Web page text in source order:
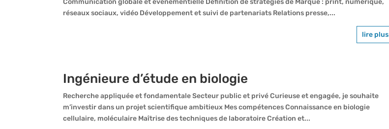
réseaux sociaux, vidéo Développement et suivi de partenariats Relations presse,...
lire plus
Ingénieure d’étude en biologie
Recherche appliquée et fondamentale Secteur public et privé Curieuse et engagée, je souhaite
m’investir dans un projet scientifique ambitieux Mes compétences Connaissance en biologie
cellulaire, moléculaire Maîtrise des techniques de laboratoire Création et...